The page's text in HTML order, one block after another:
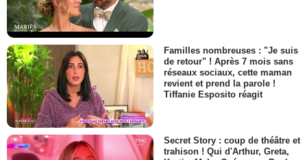
Familles nombreuses : "Je suis
de retour" ! Après 7 mois sans
réseaux sociaux, cette maman
revient et prend la parole !
Tiffanie Esposito réagit
Secret Story : coup de théâtre et
trahison ! Qui d'Arthur, Greta,